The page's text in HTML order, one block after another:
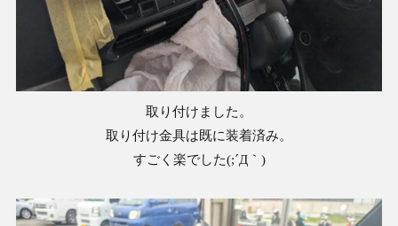
取り付けました。
取り付け金具は既に装着済み。
すごく楽でした(;´Д｀)